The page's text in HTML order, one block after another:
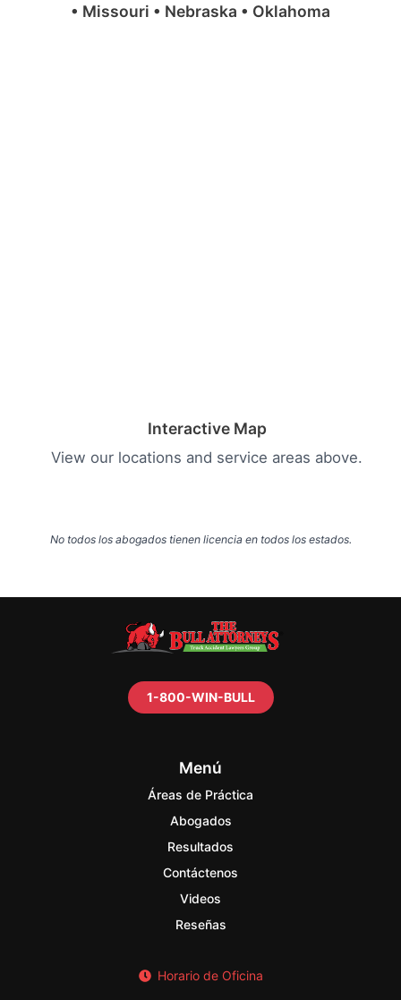
• Missouri • Nebraska • Oklahoma
Interactive Map
View our locations and service areas above.
No todos los abogados tienen licencia en todos los estados.
1-800-WIN-BULL
Menú
Áreas de Práctica
Abogados
Resultados
Contáctenos
Videos
Reseñas
Horario de Oficina